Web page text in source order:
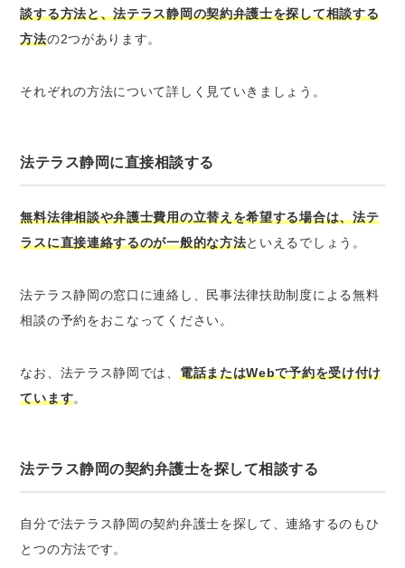
談する方法と、法テラス静岡の契約弁護士を探して相談する
方法の2つがあります。
それぞれの方法について詳しく見ていきましょう。
法テラス静岡に直接相談する
無料法律相談や弁護士費用の立替えを希望する場合は、法テ
ラスに直接連絡するのが一般的な方法といえるでしょう。
法テラス静岡の窓口に連絡し、民事法律扶助制度による無料
相談の予約をおこなってください。
なお、法テラス静岡では、 電話またはWebで予約を受け付け
ています。
法テラス静岡の契約弁護士を探して相談する
自分で法テラス静岡の契約弁護士を探して、連絡するのもひ
とつの方法です。